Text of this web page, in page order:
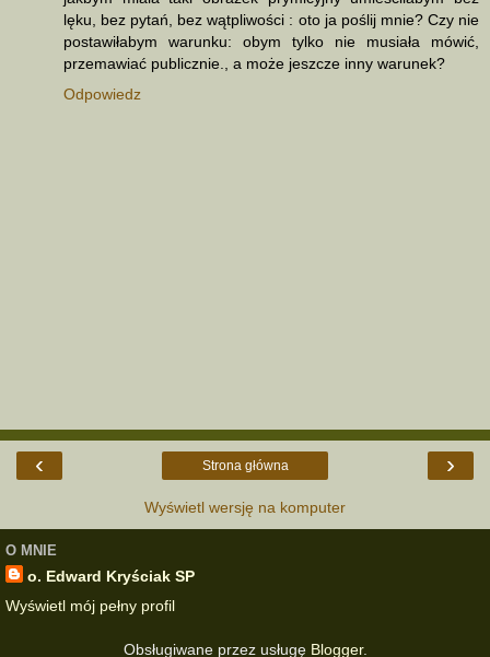
lęku, bez pytań, bez wątpliwości : oto ja poślij mnie? Czy nie
postawiłabym warunku: obym tylko nie musiała mówić,
przemawiać publicznie., a może jeszcze inny warunek?
Odpowiedz
‹ ›
Strona główna
Wyświetl wersję na komputer
O MNIE
o. Edward Kryściak SP
Wyświetl mój pełny profil
Obsługiwane przez usługę Blogger.